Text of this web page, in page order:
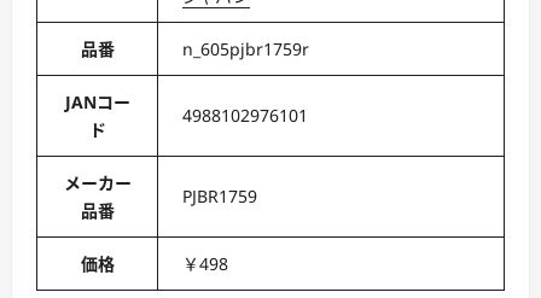
品番 n_605pjbr1759r
JANコー
ド
4988102976101
メーカー
品番
PJBR1759
価格 ￥498